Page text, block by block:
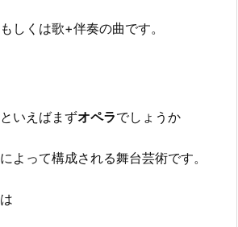
しくは歌+伴奏の曲です。
いえばまずオペラでしょうか
よって構成される舞台芸術です。